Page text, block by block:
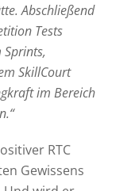
Abschließend
Tests
SkillCourt
im Bereich
RTC
Gewissens